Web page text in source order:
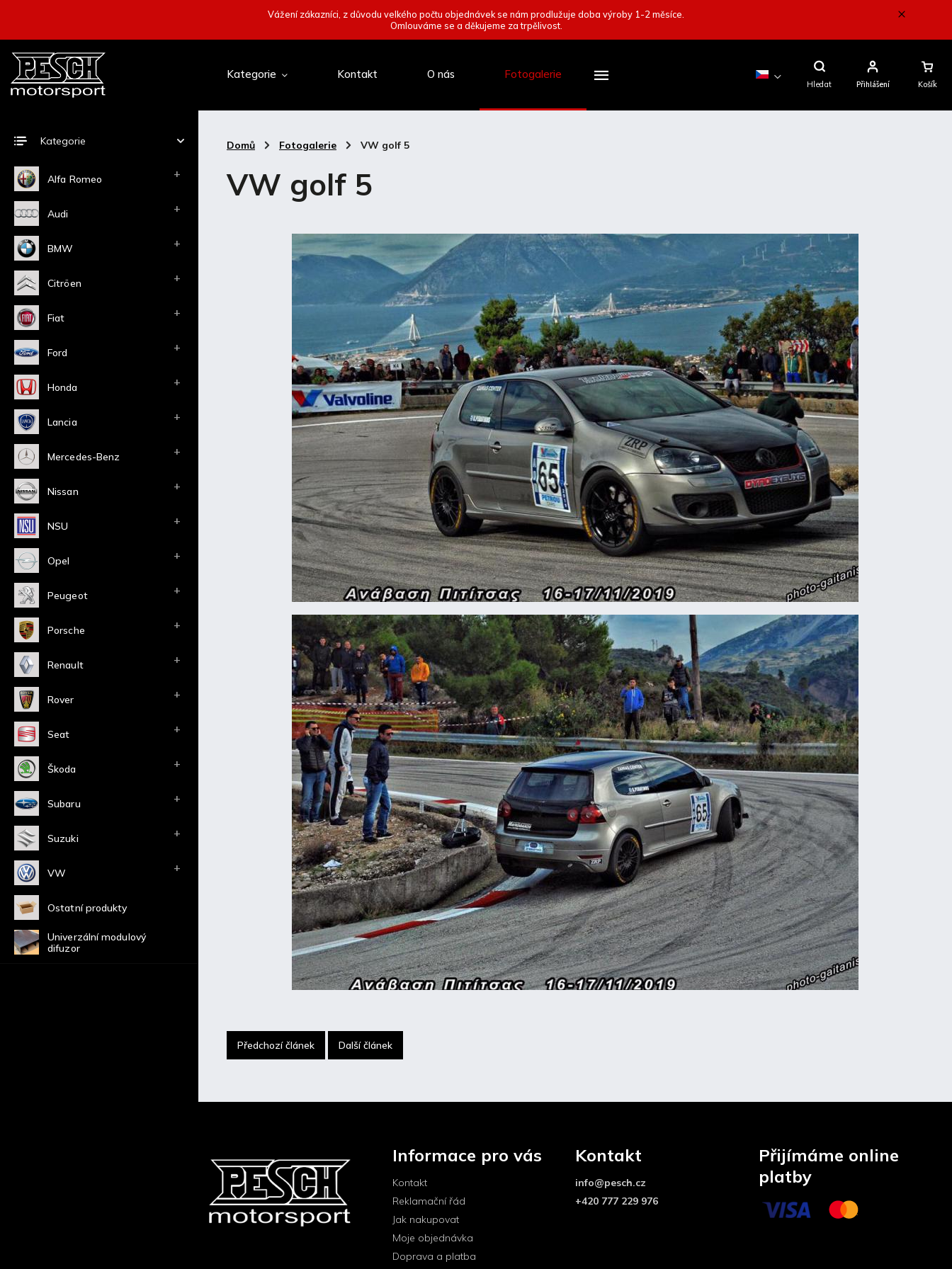
Vážení zákazníci, z důvodu velkého počtu objednávek se nám prodlužuje doba výroby 1-2 měsíce.
Omlouváme se a děkujeme za trpělivost.
Hledat
Nákupní
Košík
Přihlášení
Kategorie Kontakt O nás Fotogalerie
Domů / Fotogalerie / VW golf 5
Kategorie
Alfa Romeo
Audi
BMW
Citröen
Fiat
Ford
Honda
Lancia
Mercedes-Benz
Nissan
NSU
Opel
Peugeot
Porsche
Renault
Rover
Seat
Škoda
Subaru
Suzuki
VW
Ostatní produkty
Univerzální modulový
difuzor
VW golf 5
Předchozí článek Další článek
Informace pro vás
Kontakt
Reklamační řád
Jak nakupovat
Moje objednávka
Doprava a platba
Kontakt
info@pesch.cz
+420 777 229 976
Přijímáme online
platby